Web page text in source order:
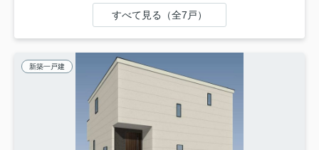
すべて見る（全7戸）
新築一戸建